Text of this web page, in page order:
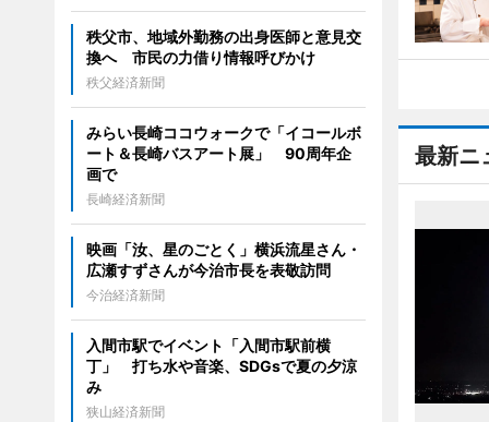
最新ニ
秩父市、地域外勤務の出身医師と意見交
換へ 市民の力借り情報呼びかけ
秩父経済新聞
みらい長崎ココウォークで「イコールボ
ート＆長崎バスアート展」 90周年企
画で
長崎経済新聞
映画「汝、星のごとく」横浜流星さん・
広瀬すずさんが今治市長を表敬訪問
今治経済新聞
入間市駅でイベント「入間市駅前横
丁」 打ち水や音楽、SDGsで夏の夕涼
み
狭山経済新聞